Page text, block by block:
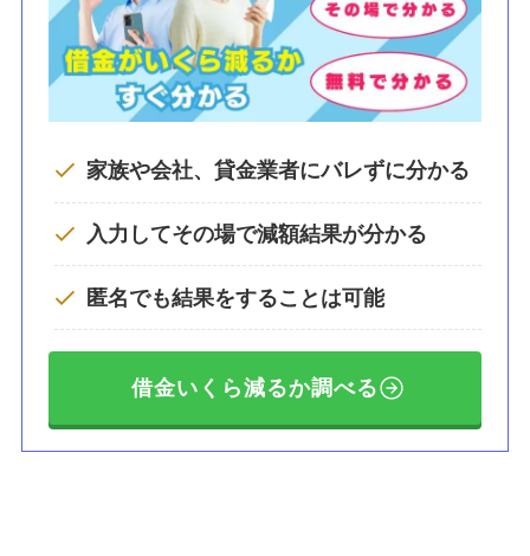
家族や会社、貸金業者にバレずに分かる
入力してその場で減額結果が分かる
匿名でも結果をすることは可能
借金いくら減るか調べる